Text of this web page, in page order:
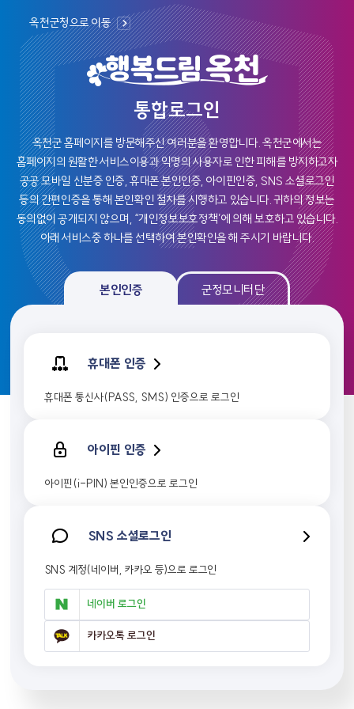
옥천군청으로 이동
통합로그인
옥천군 홈페이지를 방문해주신 여러분을 환영합니다.옥천군에서는
홈페이지의 원활한 서비스이용과 익명의 사용자로 인한 피해를 방지하고자
공공 모바일 신분증 인증, 휴대폰 본인인증, 아이핀인증, SNS 소셜로그인
등의간편인증을 통해 본인확인 절차를 시행하고 있습니다. 귀하의 정보는
동의없이 공개되지 않으며, “개인정보보호정책’에 의해 보호하고 있습니다.
아래 서비스중 하나를 선택하여 본인확인을 해 주시기 바랍니다.
본인인증 군정모니터단
휴대폰 인증
휴대폰 통신사(PASS, SMS) 인증으로 로그인
아이핀 인증
아이핀(i-PIN) 본인인증으로 로그인
SNS 소셜로그인
SNS 계정(네이버, 카카오 등)으로 로그인
네이버 로그인
카카오톡 로그인